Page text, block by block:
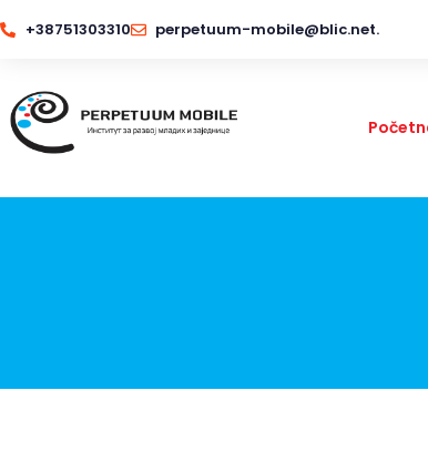
+38751303310 perpetuum-mobile@blic.net.